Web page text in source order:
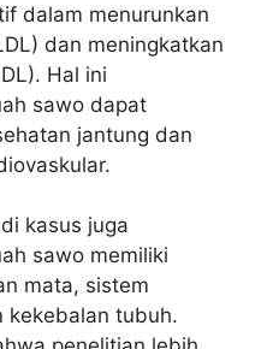
dalam menurunkan
dan meningkatkan
Hal ini
sawo dapat
jantung dan
kasus juga
sawo memiliki
mata, sistem
kekebalan tubuh.